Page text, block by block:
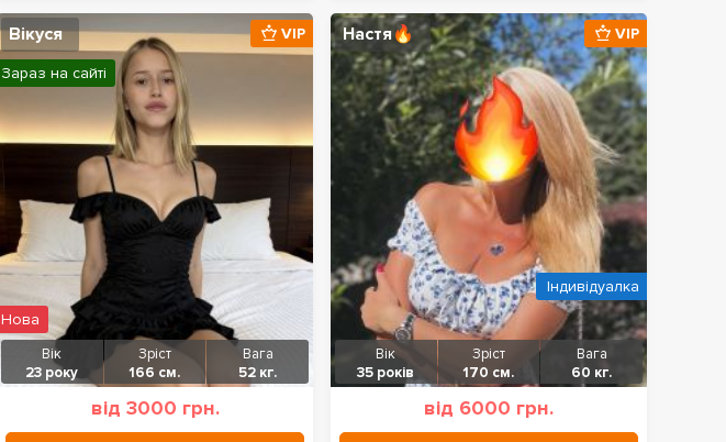
Вікуся
Вік
23 року
Зріст
166 см.
Вага
52 кг.
від 3000 грн.
VIP
Зараз на сайті
Нова
Настя🔥
Вік
35 років
Зріст
170 см.
Вага
60 кг.
від 6000 грн.
VIP
Індивідуалка